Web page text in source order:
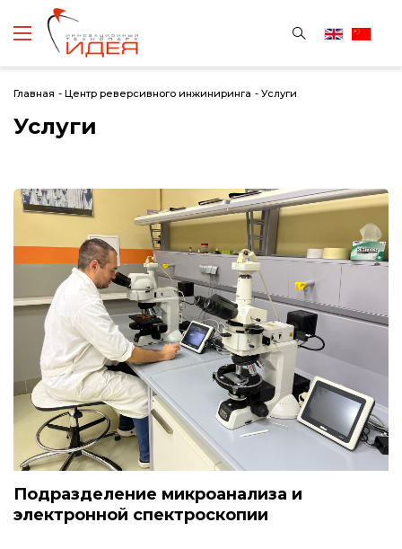
Главная - Центр реверсивного инжиниринга - Услуги
Услуги
Подразделение микроанализа и
электронной спектроскопии